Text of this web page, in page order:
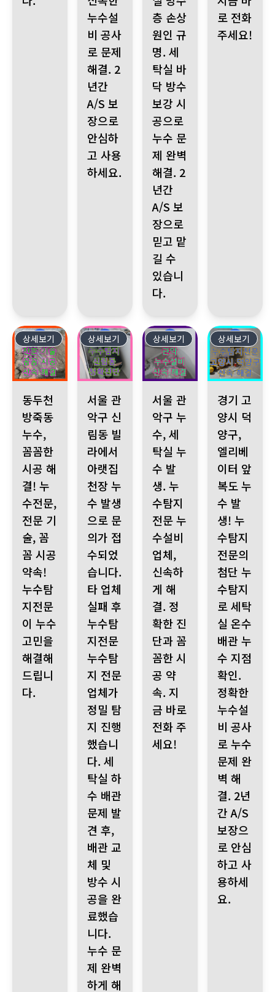
누수설
비 공사
로 문제
해결. 2
년간
A/S 보
장으로
안심하
고 사용
하세요.
층 손상
원인 규
명. 세
탁실 바
닥 방수
보강 시
공으로
누수 문
제 완벽
해결. 2
년간
A/S 보
장으로
믿고 맡
길 수
있습니
다.
로 전화
주세요!
52
상세보기
동두천
방죽동
누수,
꼼꼼한
시공 해
결! 누
수전문,
전문 기
술, 꼼
꼼 시공
약속!
누수탐
지전문
이 누수
고민을
해결해
드립니
다.
51
상세보기
서울 관
악구 신
림동 빌
라에서
아랫집
천장 누
수 발생
으로 문
의가 접
수되었
습니다.
타 업체
실패 후
누수탐
지전문
누수탐
지 전문
업체가
정밀 탐
지 진행
했습니
다. 세
탁실 하
수 배관
문제 발
견 후,
배관 교
체 및
방수 시
공을 완
료했습
니다.
누수 문
제 완벽
하게 해
50
상세보기
서울 관
악구 누
수, 세
탁실 누
수 발
생. 누
수탐지
전문 누
수설비
업체,
신속하
게 해
결. 정
확한 진
단과 꼼
꼼한 시
공 약
속. 지
금 바로
전화 주
세요!
49
상세보기
경기 고
양시 덕
양구,
엘리베
이터 앞
복도 누
수 발
생! 누
수탐지
전문의
첨단 누
수탐지
로 세탁
실 온수
배관 누
수 지점
확인.
정확한
누수설
비 공사
로 누수
문제 완
벽 해
결. 2년
간 A/S
보장으
로 안심
하고 사
용하세
요.